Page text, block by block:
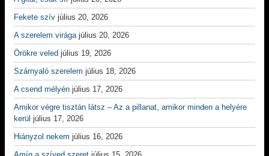
Fekete szív július 20, 2026
A szerelem virága július 20, 2026
Örökre veled július 19, 2026
Szárnyaló szerelem július 18, 2026
A csend mélyén július 17, 2026
Amikor végre tisztán látsz – Az a pillanat, amikor minden a helyére
kerül július 17, 2026
Hiányzol nekem július 16, 2026